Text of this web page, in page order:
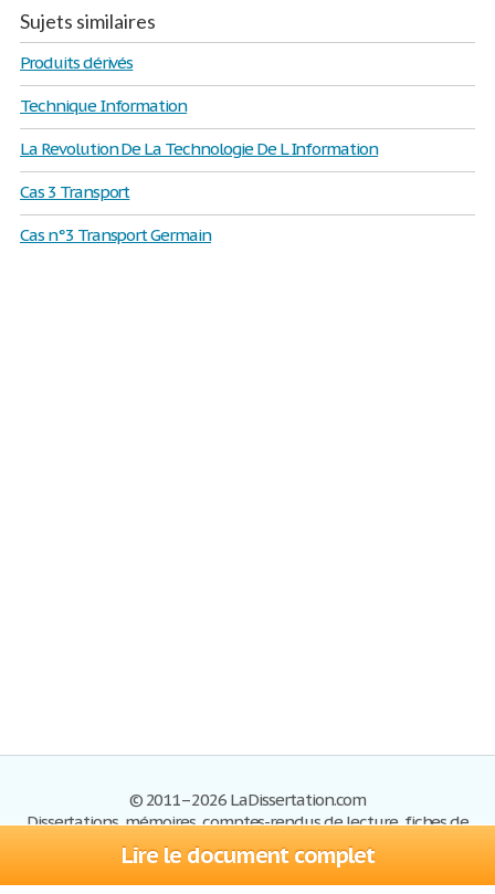
Lire le document complet
Sujets similaires
Produits dérivés
Technique Information
La Revolution De La Technologie De L Information
Cas 3 Transport
Cas n°3 Transport Germain
© 2011–2026 LaDissertation.com
Dissertations, mémoires, comptes-rendus de lecture, fiches de
lectures, exemples du BAC